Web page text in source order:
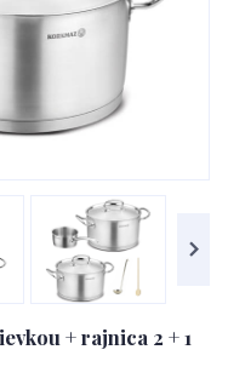
+ rajnica 2 + 1